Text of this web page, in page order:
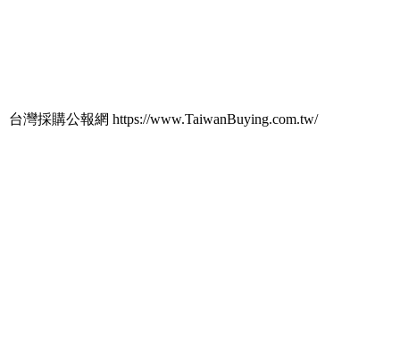
台灣採購公報網 https://www.TaiwanBuying.com.tw/